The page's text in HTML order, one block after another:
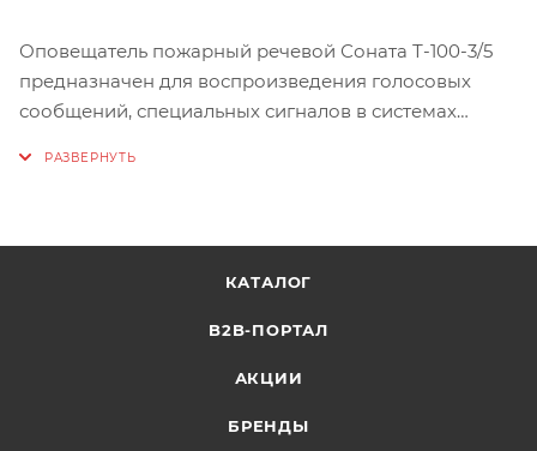
Оповещатель пожарный речевой Соната Т-100-3/5
предназначен для воспроизведения голосовых
сообщений, специальных сигналов в системах
Номинальная шумовая мощность, Вт: 3 или 5
Эффективно воспроизводимый диапазон частот, Гц,
КАТАЛОГ
B2B-ПОРТАЛ
АКЦИИ
БРЕНДЫ